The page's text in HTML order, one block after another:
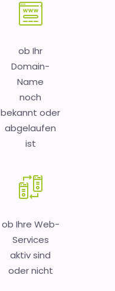
ob Ihr
Domain-
Name
noch
bekannt oder
abgelaufen
ist
ob Ihre Web-
Services
aktiv sind
oder nicht